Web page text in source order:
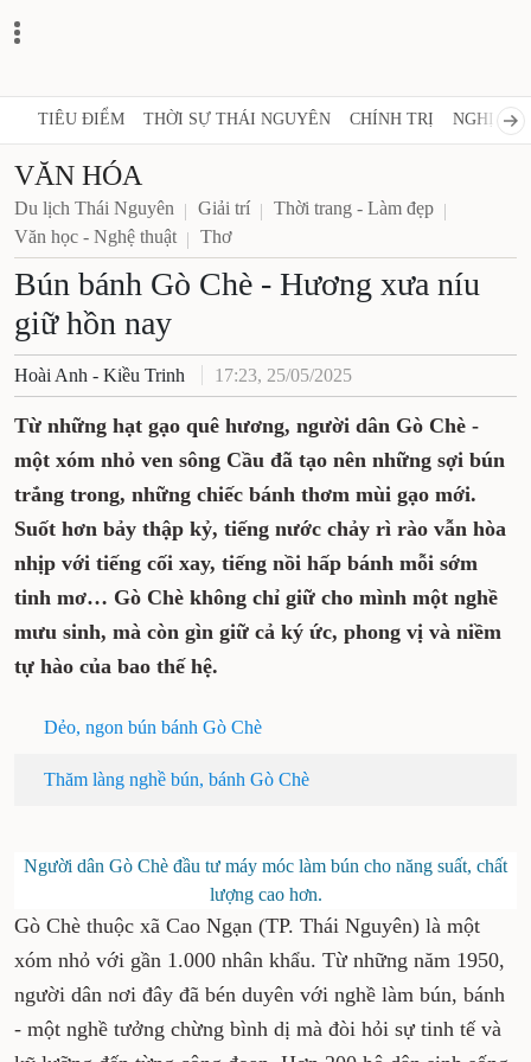
TIÊU ĐIỂM THỜI SỰ THÁI NGUYÊN CHÍNH TRỊ NGHỊ
VĂN HÓA
Du lịch Thái Nguyên Giải trí
Thời trang - Làm đẹp
Văn học - Nghệ thuật
Thơ
Bún bánh Gò Chè - Hương xưa níu
giữ hồn nay
Hoài Anh - Kiều Trinh 17:23, 25/05/2025
Từ những hạt gạo quê hương, người dân Gò Chè -
một xóm nhỏ ven sông Cầu đã tạo nên những sợi bún
trắng trong, những chiếc bánh thơm mùi gạo mới.
Suốt hơn bảy thập kỷ, tiếng nước chảy rì rào vẫn hòa
nhịp với tiếng cối xay, tiếng nồi hấp bánh mỗi sớm
tinh mơ… Gò Chè không chỉ giữ cho mình một nghề
mưu sinh, mà còn gìn giữ cả ký ức, phong vị và niềm
tự hào của bao thế hệ.
Dẻo, ngon bún bánh Gò Chè
Thăm làng nghề bún, bánh Gò Chè
Người dân Gò Chè đầu tư máy móc làm bún cho năng suất, chất
lượng cao hơn.
Gò Chè thuộc xã Cao Ngạn (TP. Thái Nguyên) là một
xóm nhỏ với gần 1.000 nhân khẩu. Từ những năm 1950,
người dân nơi đây đã bén duyên với nghề làm bún, bánh
- một nghề tưởng chừng bình dị mà đòi hỏi sự tinh tế và